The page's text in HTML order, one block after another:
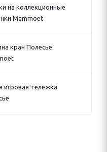
на коллекционные
Mammoet
кран Полесье
игровая тележка